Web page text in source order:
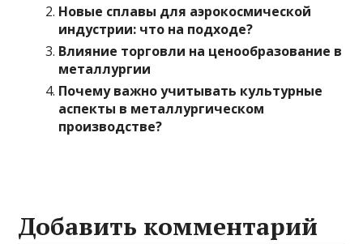
Новые сплавы для аэрокосмической
индустрии: что на подходе?
Влияние торговли на ценообразование в
металлургии
Почему важно учитывать культурные
аспекты в металлургическом
производстве?
Добавить комментарий